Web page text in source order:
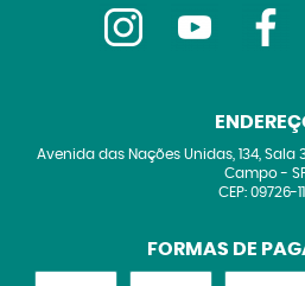
Avenida das Nações Unidas, 134, Sala
Campo-
CEP: 09726-
FORMAS DE